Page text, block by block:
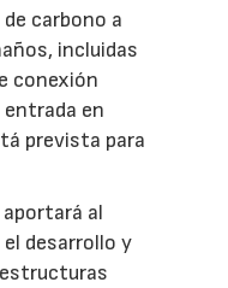
carbono a
incluidas
conexión
en
prevista para
al
desarrollo y